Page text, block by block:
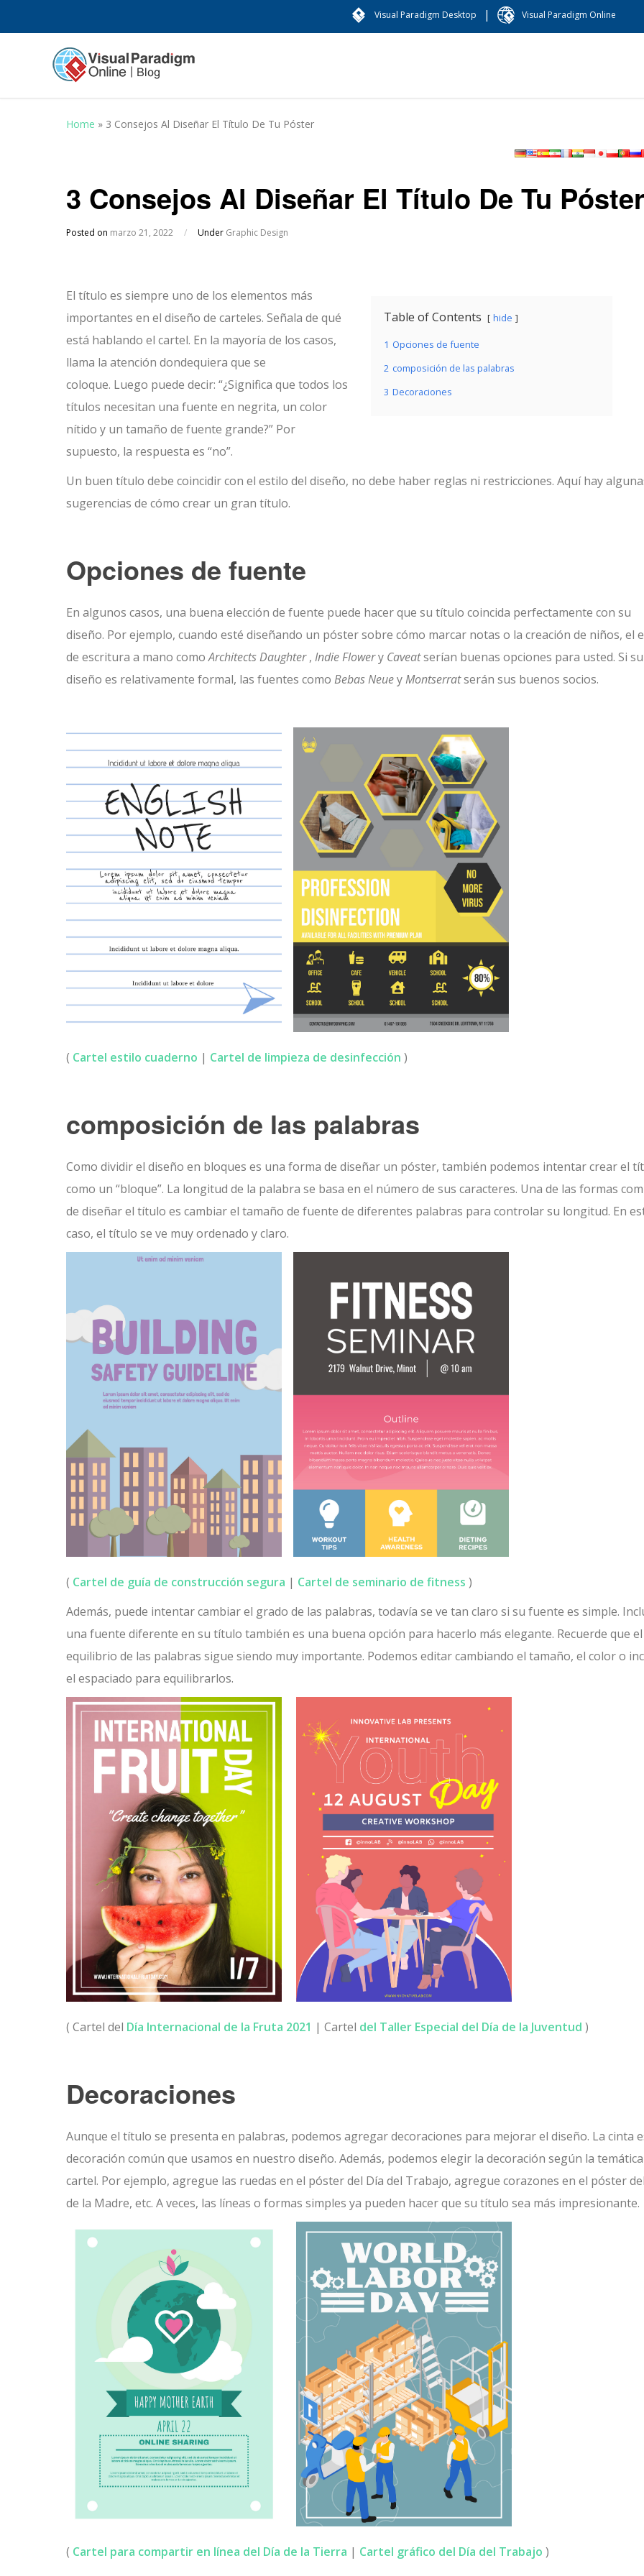
Visual Paradigm Desktop | Visual Paradigm Online
Home » 3 Consejos Al Diseñar El Título De Tu Póster
3 Consejos Al Diseñar El Título De Tu Póster
Posted on marzo 21, 2022 / Under Graphic Design
Table of Contents hide
1 Opciones de fuente
2 composición de las palabras
3 Decoraciones
El título es siempre uno de los elementos más
importantes en el diseño de carteles. Señala de qué
está hablando el cartel. En la mayoría de los casos,
llama la atención dondequiera que se
coloque. Luego puede decir: “¿Significa que todos los
títulos necesitan una fuente en negrita, un color
nítido y un tamaño de fuente grande?” Por
supuesto, la respuesta es “no”.
Un buen título debe coincidir con el estilo del diseño, no debe haber reglas ni restricciones. Aquí hay
sugerencias de cómo crear un gran título.
Opciones de fuente
En algunos casos, una buena elección de fuente puede hacer que su título coincida perfectamente con su
diseño. Por ejemplo, cuando esté diseñando un póster sobre cómo marcar notas o la creación de niños, el
de escritura a mano comoArchitects Daughter, Indie Flowery Caveatserían buenas opciones para usted. Si su
diseño es relativamente formal, las fuentes como Bebas NeueyMontserratserán sus buenos socios.
( Cartel estilo cuaderno | Cartel de limpieza de desinfección )
composición de las palabras
Como dividir el diseño en bloques es una forma de diseñar un póster, también podemos intentar crear el
como un “bloque”. La longitud de la palabra se basa en el número de sus caracteres. Una de las formas
de diseñar el título es cambiar el tamaño de fuente de diferentes palabras para controlar su longitud. En
caso, el título se ve muy ordenado y claro.
( Cartel de guía de construcción segura | Cartel de seminario de fitness )
Además, puede intentar cambiar el grado de las palabras, todavía se ve tan claro si su fuente es simple.
una fuente diferente en su título también es una buena opción para hacerlo más elegante. Recuerde que el
equilibrio de las palabras sigue siendo muy importante. Podemos editar cambiando el tamaño, el color o
el espaciado para equilibrarlos.
( Cartel del Día Internacional de la Fruta 2021 | Cartel del Taller Especial del Día de la Juventud )
Decoraciones
Aunque el título se presenta en palabras, podemos agregar decoraciones para mejorar el diseño. La cinta
decoración común que usamos en nuestro diseño. Además, podemos elegir la decoración según la
cartel. Por ejemplo, agregue las ruedas en el póster del Día del Trabajo, agregue corazones en el póster
de la Madre, etc. A veces, las líneas o formas simples ya pueden hacer que su título sea más impresionante.
( Cartel para compartir en línea del Día de la Tierra | Cartel gráfico del Día del Trabajo )